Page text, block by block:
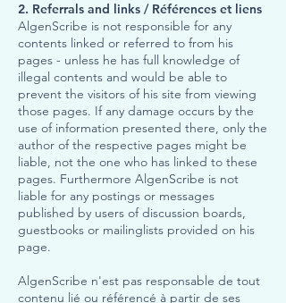
2. Referrals and links / Références et liens
AlgenScribe is not responsible for any
contents linked or referred to from his
pages - unless he has full knowledge of
illegal contents and would be able to
prevent the visitors of his site from viewing
those pages. If any damage occurs by the
use of information presented there, only the
author of the respective pages might be
liable, not the one who has linked to these
pages. Furthermore AlgenScribe is not
liable for any postings or messages
published by users of discussion boards,
guestbooks or mailinglists provided on his
page.
AlgenScribe n'est pas responsable de tout
contenu lié ou référencé à partir de ses